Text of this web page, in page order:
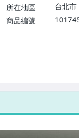
所在地區
台北市
商品編號